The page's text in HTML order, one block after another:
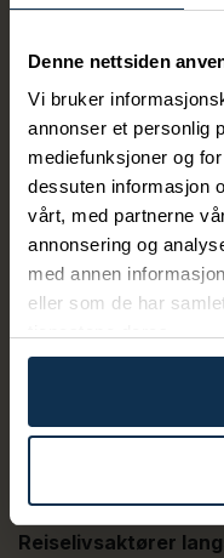
Denne nettsiden
Vi bruker
annonser et personlig
mediefunksjoner og
dessuten informasjon
vårt, med partnerne
annonsering og
med annen
eller som de har
teknisk support)
E-post:
Telefon: +47 458 53
Gjelder henvendelser
nettsiden
Ved forespørsel om
svensk telefonnummer.
Sesongen på
Reiselivsaktører